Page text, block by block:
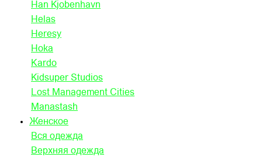
Han Kjobenhavn
Helas
Heresy
Hoka
Kardo
Kidsuper Studios
Lost Management Cities
Manastash
Женское
Вся одежда
Верхняя одежда